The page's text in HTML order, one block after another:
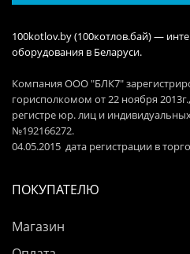
100kotlov.by (100котлов.бай) —
оборудования в Беларуси.
Компания ООО "БЛК7"
горисполкомом от 22 ноября
регистре юр. лиц и
№192166272.
04.05.2015 дата регистрации в
ПОКУПАТЕЛЮ
Магазин